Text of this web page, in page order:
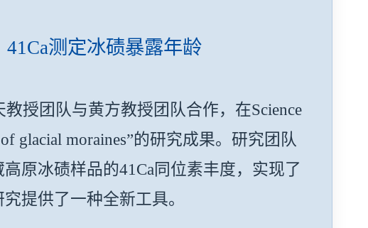
测定冰碛暴露年龄
团队与黄方教授团队合作，在Science
glacial moraines”的研究成果。研究团队
原冰碛样品的41Ca同位素丰度，实现了
提供了一种全新工具。